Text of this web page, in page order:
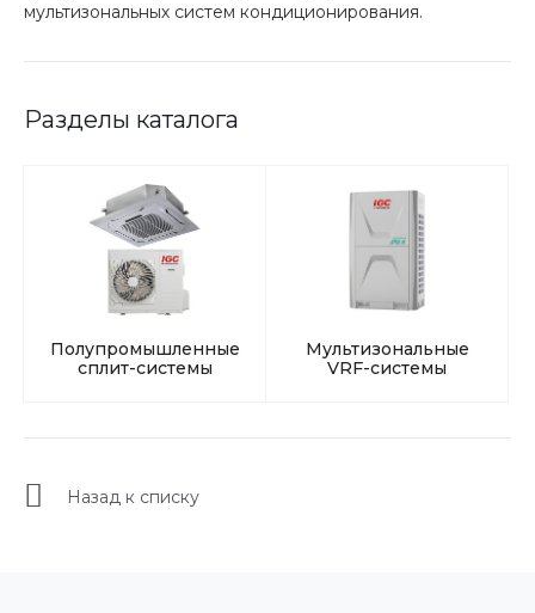
мультизональных систем кондиционирования.
Разделы каталога
Полупромышленные
сплит-системы
Мультизональные
VRF-системы
Назад к списку